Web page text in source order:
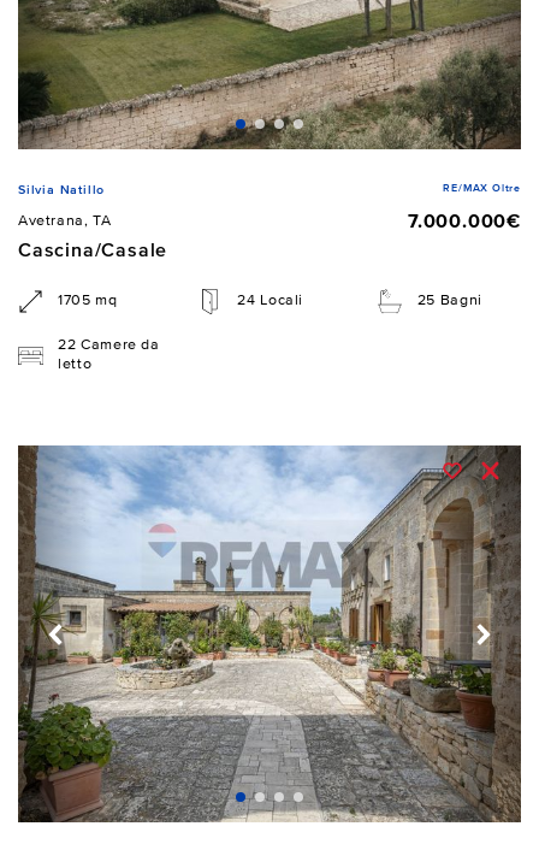
Silvia Natillo RE/MAX Oltre
Avetrana, TA
7.000.000€
Cascina/Casale
1705 mq 24 Locali 25 Bagni
22 Camere da
letto